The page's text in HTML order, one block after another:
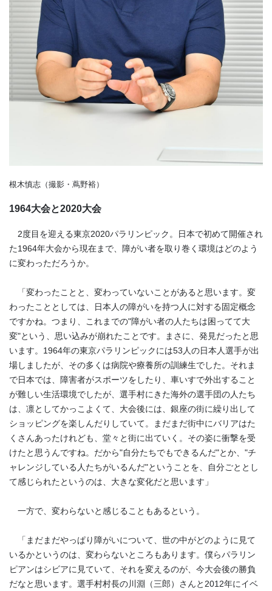
根木慎志（撮影・蔦野裕）
1964大会と2020大会
2度目を迎える東京2020パラリンピック。日本で初めて開催され
た1964年大会から現在まで、障がい者を取り巻く環境はどのよう
に変わっただろうか。
「変わったことと、変わっていないことがあると思います。変
わったこととしては、日本人の障がいを持つ人に対する固定概念
ですかね。つまり、これまでの"障がい者の人たちは困ってて大
変"という、思い込みが崩れたことです。まさに、発見だったと思
います。1964年の東京パラリンピックには53人の日本人選手が出
場しましたが、その多くは病院や療養所の訓練生でした。それま
で日本では、障害者がスポーツをしたり、車いすで外出すること
が難しい生活環境でしたが、選手村にきた海外の選手団の人たち
は、凛としてかっこよくて、大会後には、銀座の街に繰り出して
ショッピングを楽しんだりしていて。まだまだ街中にバリアはた
くさんあったけれども、堂々と街に出ていく。その姿に衝撃を受
けたと思うんですね。だから"自分たちでもできるんだ"とか、"チ
ャレンジしている人たちがいるんだ"ということを、自分ごととし
て感じられたというのは、大きな変化だと思います」
一方で、変わらないと感じることもあるという。
「まだまだやっぱり障がいについて、世の中がどのように見て
いるかというのは、変わらないところもあります。僕らパラリン
ピアンはシビアに見ていて、それを変えるのが、今大会後の勝負
だなと思います。選手村村長の川淵（三郎）さんと2012年にイベ